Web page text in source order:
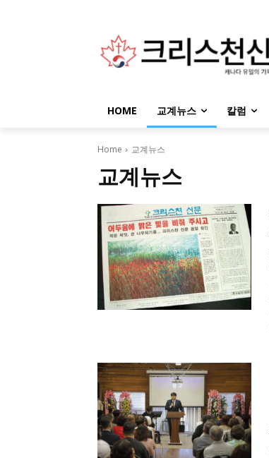
HOME 교계뉴스 칼럼
Home 교계뉴스
교계뉴스